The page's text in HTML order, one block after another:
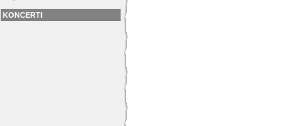
KONCERTI